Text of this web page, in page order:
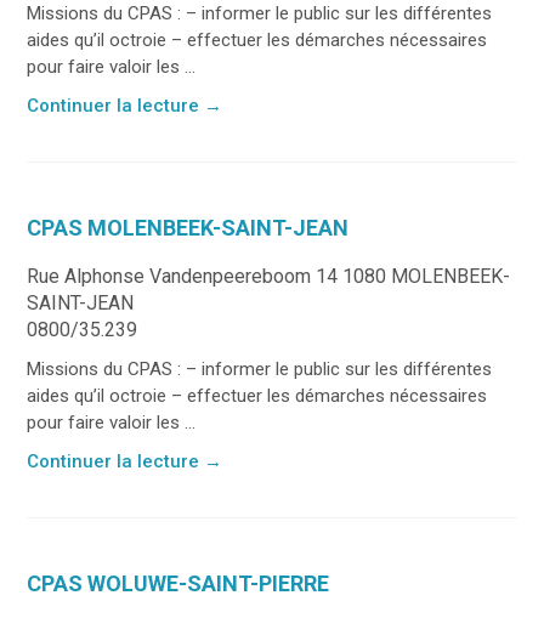
Missions du CPAS : – informer le public sur les différentes
aides qu’il octroie – effectuer les démarches nécessaires
pour faire valoir les ...
Continuer la lecture →
CPAS MOLENBEEK-SAINT-JEAN
Rue Alphonse Vandenpeereboom 14 1080 MOLENBEEK-
SAINT-JEAN
0800/35.239
Missions du CPAS : – informer le public sur les différentes
aides qu’il octroie – effectuer les démarches nécessaires
pour faire valoir les ...
Continuer la lecture →
CPAS WOLUWE-SAINT-PIERRE